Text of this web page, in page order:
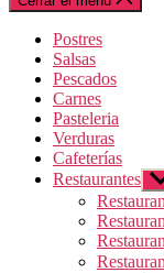
Postres
Salsas
Pescados
Carnes
Pasteleria
Verduras
Cafeterías
Restaurantes
el